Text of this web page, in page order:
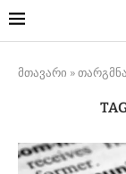
მთავარი »